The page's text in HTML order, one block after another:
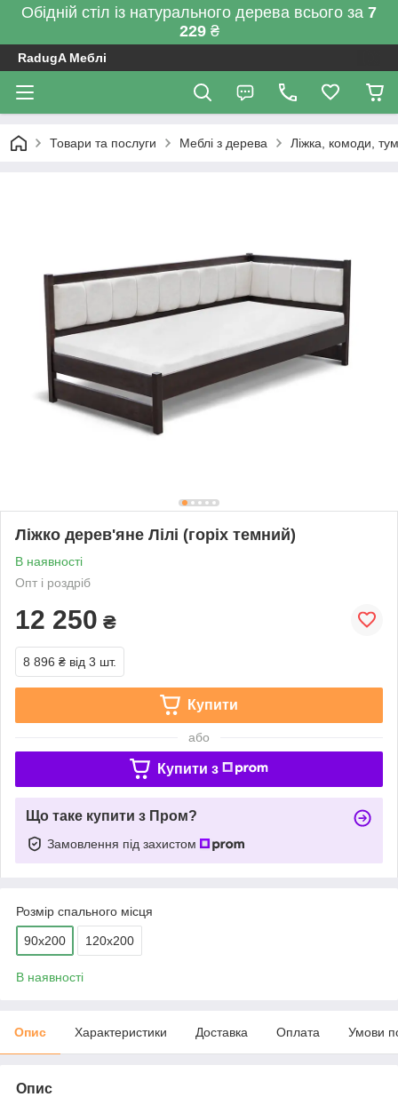
Обідній стіл із натурального дерева всього за 7
229₴
RadugA Меблі
Товари та послуги Меблі з дерева Ліжка, комоди,
Ліжко дерев'яне Лілі (горіх темний)
В наявності
Опт і роздріб
12 250 ₴
8 896 ₴ від 3 шт.
Купити
або
Купити з
Що таке купити з Пром?
Замовлення під захистом
Розмір спального місця
90х200 120х200
В наявності
Опис Характеристики Доставка Оплата Умови
Опис